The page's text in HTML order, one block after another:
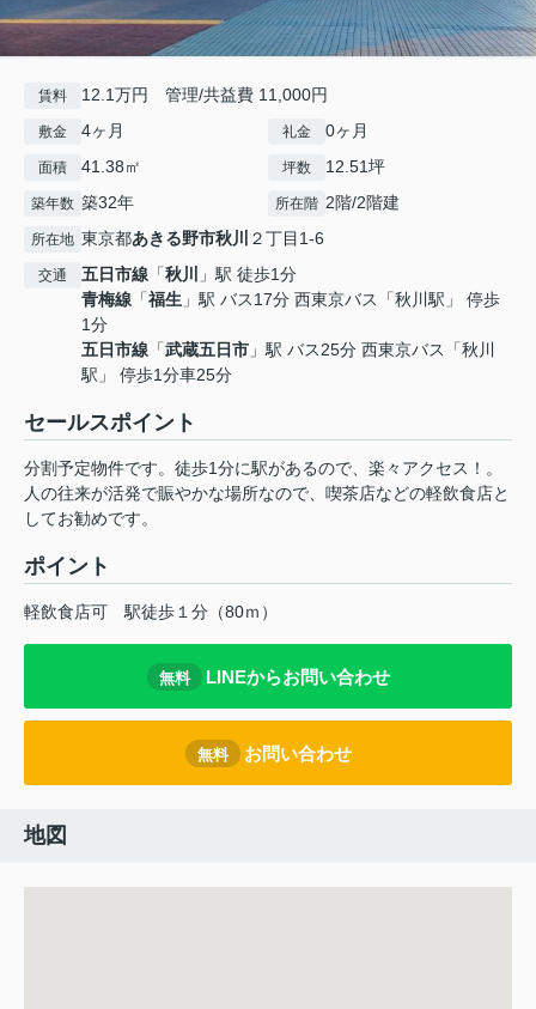
賃料 12.1万円 管理/共益費 11,000円
敷金 4ヶ月 礼金 0ヶ月
面積 41.38㎡ 坪数 12.51坪
築年数 築32年 所在階 2階/2階建
所在地 東京都あきる野市秋川 ２丁目1-6
交通 五日市線 「秋川
」駅 徒歩1分
青梅線 「福生 」駅 バス17分 西東京バス「秋川駅」 停歩
1分
五日市線 「武蔵五日市 」駅 バス25分 西東京バス「秋川
駅」 停歩1分車25分
セールスポイント
分割予定物件です。徒歩1分に駅があるので、楽々アクセス！。
人の往来が活発で賑やかな場所なので、喫茶店などの軽飲食店と
してお勧めです。
ポイント
軽飲食店可 駅徒歩１分（80ｍ）
無料 LINEからお問い合わせ
無料 お問い合わせ
地図